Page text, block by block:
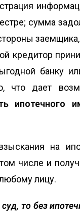
сумма
кредитор
банку
что дает
ипотечного
на
числе и
лицу.
то без